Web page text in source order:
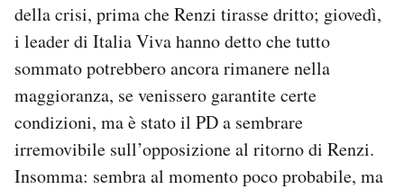
della crisi, prima che Renzi tirasse dritto; giovedì,
i leader di Italia Viva hanno detto che tutto
sommato potrebbero ancora rimanere nella
maggioranza, se venissero garantite certe
condizioni, ma è stato il PD a sembrare
irremovibile sull’opposizione al ritorno di Renzi.
Insomma: sembra al momento poco probabile, ma